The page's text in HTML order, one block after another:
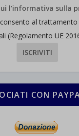
l'informativa sulla
al
(Regolamento UE
CON